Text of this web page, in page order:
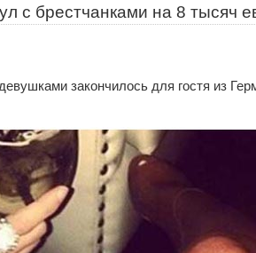
с брестчанками на 8 тысяч
закончилось для гостя из